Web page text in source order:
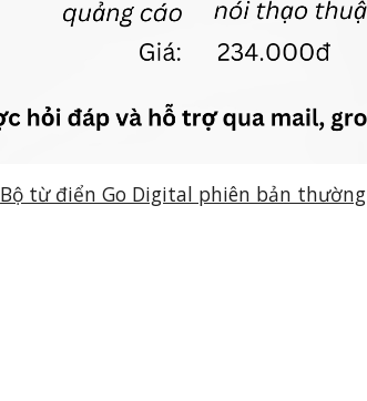
Bộ từ điển Go Digital phiên bản thường